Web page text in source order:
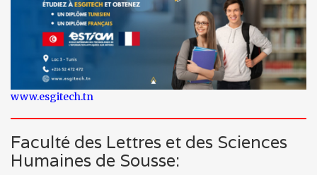
www.esgitech.tn
Faculté des Lettres et des Sciences
Humaines de Sousse: